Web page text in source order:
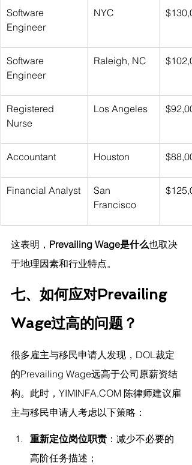
Software
Engineer
NYC
Software
Engineer
Raleigh, NC
Registered
Nurse
Los Angeles
Accountant Houston
Financial Analyst
San
Francisco
这表明， Prevailing Wage是什么也取决
于地理因素和行业特点。
七、如何应对Prevailing
Wage过高的问题？
很多雇主与移民申请人发现，DOL裁定
的Prevailing Wage远高于公司原薪资结
构。此时， YIMINFA.COM 陈律师建议雇
主与移民申请人考虑以下策略：
重新定位岗位职责 ：减少不必要的
高阶任务描述；